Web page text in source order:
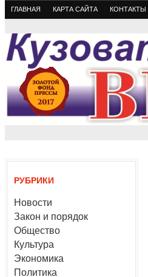
ГЛАВНАЯ КАРТА САЙТА КОНТАКТЫ
РУБРИКИ
Новости
Закон и порядок
Общество
Культура
Экономика
Политика